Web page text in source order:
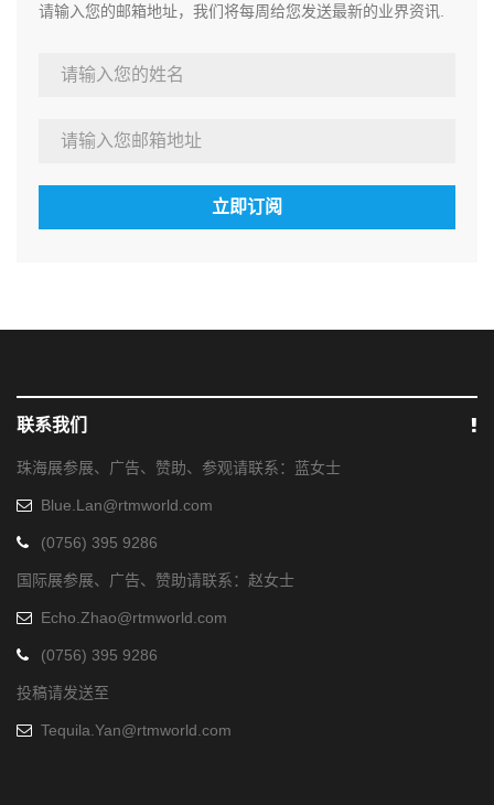
请输入您的邮箱地址，我们将每周给您发送最新的业界资讯.
立即订阅
联系我们
珠海展参展、广告、赞助、参观请联系：蓝女士
Blue.Lan@rtmworld.com
(0756) 395 9286
国际展参展、广告、赞助请联系：赵女士
Echo.Zhao@rtmworld.com
(0756) 395 9286
投稿请发送至
Tequila.Yan@rtmworld.com